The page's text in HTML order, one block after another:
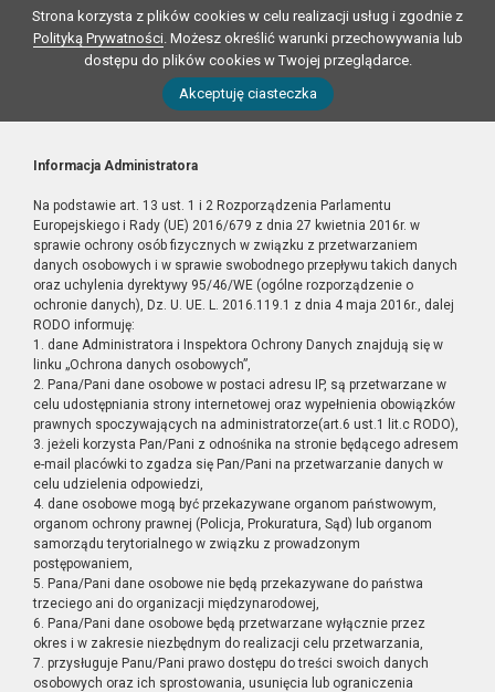
Strona korzysta z plików cookies w celu realizacji usług i zgodnie z
Polityką Prywatności. Możesz określić warunki przechowywania lub
dostępu do plików cookies w Twojej przeglądarce.
Akceptuję ciasteczka
Informacja Administratora
Na podstawie art. 13 ust. 1 i 2 Rozporządzenia Parlamentu
Europejskiego i Rady (UE) 2016/679 z dnia 27 kwietnia 2016r. w
sprawie ochrony osób fizycznych w związku z przetwarzaniem
danych osobowych i w sprawie swobodnego przepływu takich danych
oraz uchylenia dyrektywy 95/46/WE (ogólne rozporządzenie o
ochronie danych), Dz. U. UE. L. 2016.119.1 z dnia 4 maja 2016r., dalej
RODO informuję:
1. dane Administratora i Inspektora Ochrony Danych znajdują się w
linku „Ochrona danych osobowych”,
2. Pana/Pani dane osobowe w postaci adresu IP, są przetwarzane w
celu udostępniania strony internetowej oraz wypełnienia obowiązków
prawnych spoczywających na administratorze(art.6 ust.1 lit.c RODO),
3. jeżeli korzysta Pan/Pani z odnośnika na stronie będącego adresem
e-mail placówki to zgadza się Pan/Pani na przetwarzanie danych w
celu udzielenia odpowiedzi,
4. dane osobowe mogą być przekazywane organom państwowym,
organom ochrony prawnej (Policja, Prokuratura, Sąd) lub organom
samorządu terytorialnego w związku z prowadzonym
postępowaniem,
5. Pana/Pani dane osobowe nie będą przekazywane do państwa
trzeciego ani do organizacji międzynarodowej,
6. Pana/Pani dane osobowe będą przetwarzane wyłącznie przez
okres i w zakresie niezbędnym do realizacji celu przetwarzania,
7. przysługuje Panu/Pani prawo dostępu do treści swoich danych
osobowych oraz ich sprostowania, usunięcia lub ograniczenia